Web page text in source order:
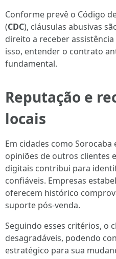
Conforme prevê o Código
(CDC), cláusulas abusivas
direito a receber
isso, entender o contrato
fundamental.
Reputação e
locais
Em cidades como Sorocaba
opiniões de outros clientes
digitais contribui para
confiáveis. Empresas
oferecem histórico
suporte pós-venda.
Seguindo esses critérios, o
desagradáveis, podendo
estratégico para sua